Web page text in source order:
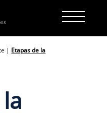
| Etapas de la